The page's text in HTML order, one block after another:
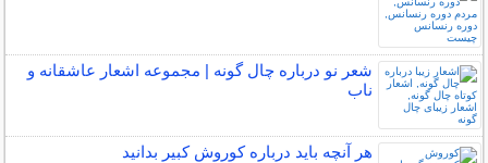
شعر نو درباره چال گونه | مجموعه اشعار عاشقانه و
ناب
هر آنچه باید درباره کوروش کبیر بدانید